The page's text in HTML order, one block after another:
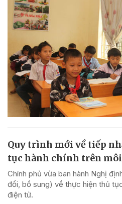
Quy trình mới về tiếp
tục hành chính trên
Chính phủ vừa ban hành Nghị
đổi, bổ sung) về thực hiện thủ
điện tử.